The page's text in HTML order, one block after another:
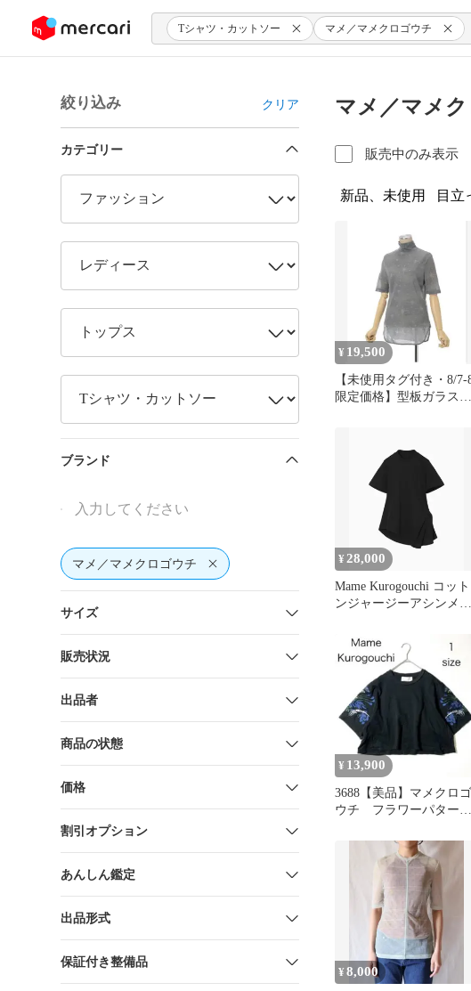
ツにスキップ Tシャツ・カットソー マメ／マメクロゴウチ
絞り込み クリア
カテゴリー
ブランド
マメ／マメクロゴウチ
サイズ
販売状況
出品者
商品の状態
価格
割引オプション
あんしん鑑定
出品形式
保証付き整備品
マメ／マメ
販売中のみ表示
新品、未使用 目立
¥ 19,500
【未使用タグ付き・8/7-
限定価格】型板ガラス
¥ 28,000
Mame Kurogouchi コット
ンジャージーアシンメト
¥ 13,900
3688【美品】マメクロゴ
ウチ フラワーパターン
ルエット
¥8,000